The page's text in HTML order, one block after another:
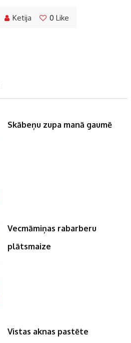
Ketija 0 Like
Skābeņu zupa manā gaumē
Vecmāmiņas rabarberu
plātsmaize
Vistas aknas pastēte